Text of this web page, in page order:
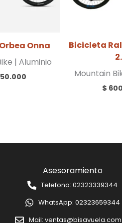
Onna
| Aluminio
Bicicleta
Mountain
$
Asesoramiento
Telefono: 02323339344
WhatsApp: 02323659344
Mail: